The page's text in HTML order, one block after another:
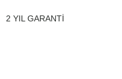
2 YIL GARANTİ